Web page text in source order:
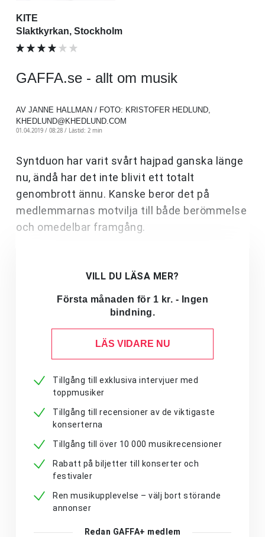
KITE
Slaktkyrkan, Stockholm
GAFFA.se - allt om musik
AV JANNE HALLMAN / FOTO: KRISTOFER HEDLUND,
KHEDLUND@KHEDLUND.COM
01.04.2019 / 08:28 / Lästid: 2 min
Syntduon har varit svårt hajpad ganska länge
nu, ändå har det inte blivit ett totalt
genombrott ännu. Kanske beror det på
medlemmarnas motvilja till både berömmelse
och omedelbar framgång.
VILL DU LÄSA MER?
Första månaden för 1 kr. - Ingen
bindning.
LÄS VIDARE NU
Tillgång till exklusiva intervjuer med
toppmusiker
Tillgång till recensioner av de viktigaste
konserterna
Tillgång till över 10 000 musikrecensioner
Rabatt på biljetter till konserter och
festivaler
Ren musikupplevelse – välj bort störande
annonser
Redan GAFFA+ medlem